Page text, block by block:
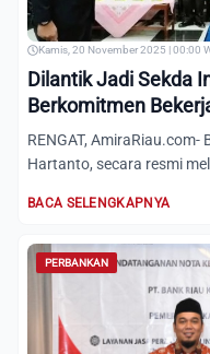
Kamis, 20 November 2025 | 00:00
Dilantik Jadi Sekda
Berkomitmen
RENGAT,
Hartanto, secara resmi
BACA SELENGKAPNYA
PERBANKAN